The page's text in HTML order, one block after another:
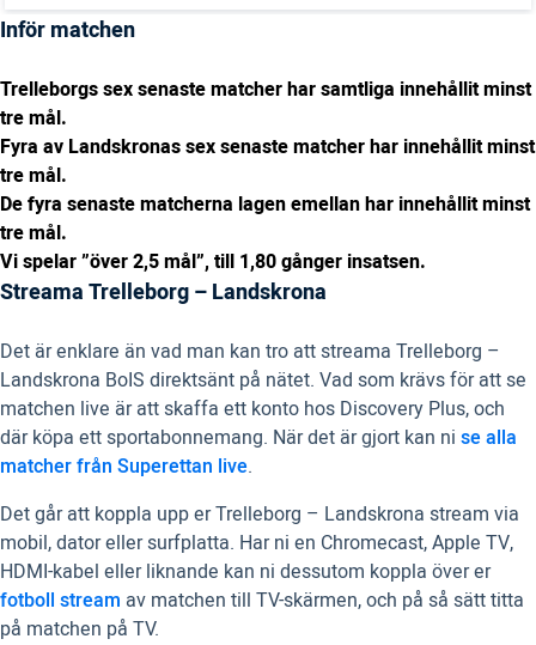
Inför matchen
Trelleborgs sex senaste matcher har samtliga innehållit minst
tre mål.
Fyra av Landskronas sex senaste matcher har innehållit minst
tre mål.
De fyra senaste matcherna lagen emellan har innehållit minst
tre mål.
Vi spelar ”över 2,5 mål”, till 1,80 gånger insatsen.
Streama Trelleborg – Landskrona
Det är enklare än vad man kan tro att streama Trelleborg –
Landskrona BoIS direktsänt på nätet. Vad som krävs för att se
matchen live är att skaffa ett konto hos Discovery Plus, och
där köpa ett sportabonnemang. När det är gjort kan ni se alla
matcher från Superettan live.
Det går att koppla upp er Trelleborg – Landskrona stream via
mobil, dator eller surfplatta. Har ni en Chromecast, Apple TV,
HDMI-kabel eller liknande kan ni dessutom koppla över er
fotboll stream av matchen till TV-skärmen, och på så sätt titta
på matchen på TV.